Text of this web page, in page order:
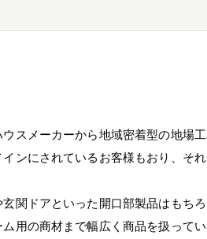
スメーカーから地域密着型の地場
ンにされているお客様もおり、そ
関ドアといった開口部製品はもち
用の商材まで幅広く商品を扱ってい